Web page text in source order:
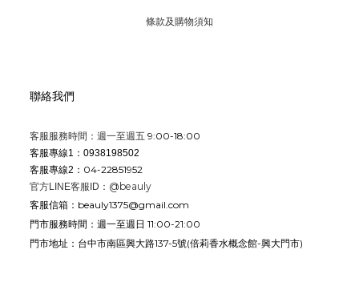
條款及購物須知
聯絡我們
客服服務時間：週一至週五 9:00-18:00
客服專線1：0938198502
客服專線2： 04-22851952
官方LINE客服ID： @beauly
客服信箱： beauly1375@gmail.com
門市服務時間： 週一至週日 11:00-21:00
門市地址： 台中市南區興大路137-5號(倍莉香水概念館-興大門市)